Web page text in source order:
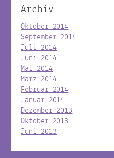
Archiv
Oktober 2014
September 2014
Juli 2014
Juni 2014
Mai 2014
März 2014
Februar 2014
Januar 2014
Dezember 2013
Oktober 2013
Juni 2013